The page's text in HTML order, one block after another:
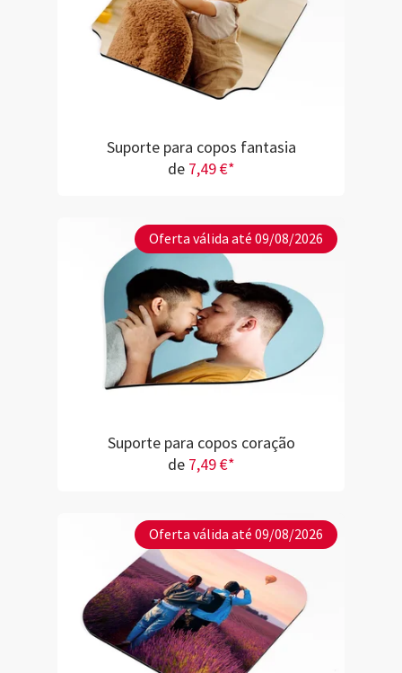
Suporte para copos fantasia
de 7,49 €*
Oferta válida até 09/08/2026
Suporte para copos coração
de 7,49 €*
Oferta válida até 09/08/2026